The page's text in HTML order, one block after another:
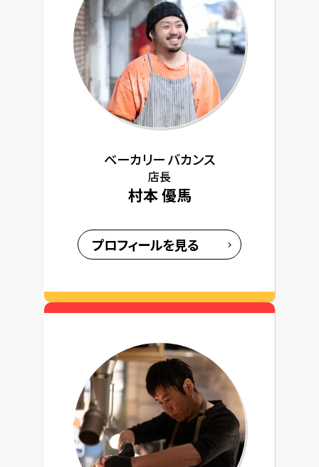
ベーカリー バカンス
店長
村本 優馬
プロフィールを見る